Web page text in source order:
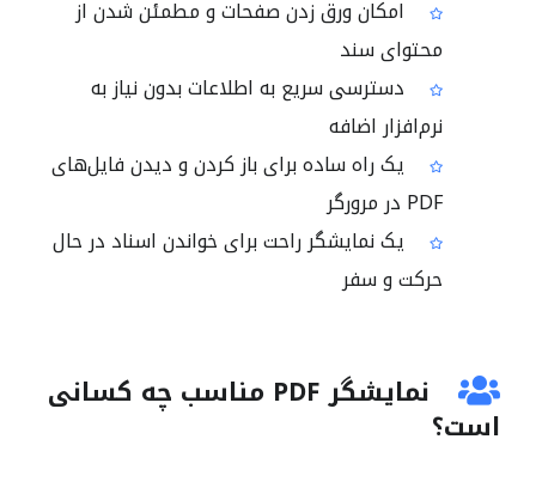
امکان ورق زدن صفحات و مطمئن شدن از
محتوای سند
دسترسی سریع به اطلاعات بدون نیاز به
نرم‌افزار اضافه
یک راه ساده برای باز کردن و دیدن فایل‌های
PDF در مرورگر
یک نمایشگر راحت برای خواندن اسناد در حال
حرکت و سفر
نمایشگر PDF مناسب چه کسانی
است؟